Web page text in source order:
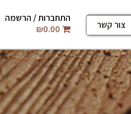
צור קשר
התחברות / הרשמה
₪0.00